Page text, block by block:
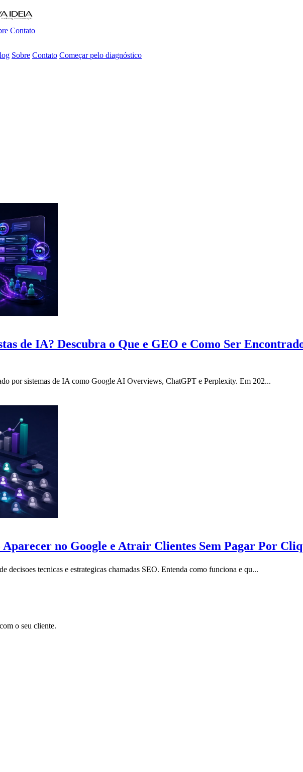
Contato
Sobre Contato Começar pelo diagnóstico
de IA? Descubra o Que e GEO e Como Ser
por sistemas de IA como Google AI Overviews, ChatGPT e Perplexity. Em 202...
no Google e Atrair Clientes Sem Pagar Por
decisoes tecnicas e estrategicas chamadas SEO. Entenda como funciona e qu...
o seu cliente.